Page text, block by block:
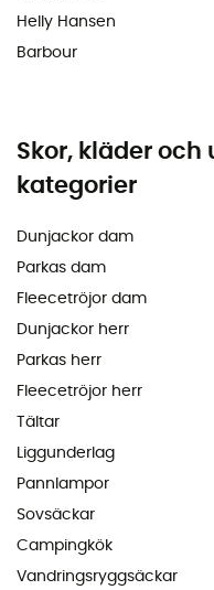
Helly Hansen
Barbour
Skor, kläder
kategorier
Dunjackor dam
Parkas dam
Fleecetröjor dam
Dunjackor herr
Parkas herr
Fleecetröjor herr
Tältar
Liggunderlag
Pannlampor
Sovsäckar
Campingkök
Vandringsryggsäckar